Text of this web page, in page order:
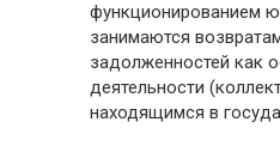
функционированием
занимаются
задолженностей как
деятельности
находящимся в